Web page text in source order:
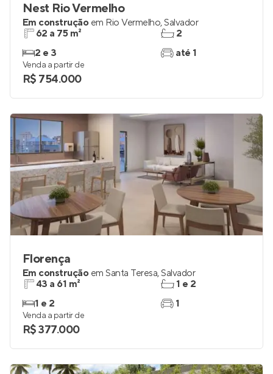
Nest Rio Vermelho
Em construção em Rio Vermelho,Salvador
62 a 75 m²
2 e 3
2
até 1
Venda a partir de
R$ 754.000
Florença
Em construção em Santa Teresa,Salvador
43 a 61 m²
1 e 2
1 e 2
1
Venda a partir de
R$ 377.000